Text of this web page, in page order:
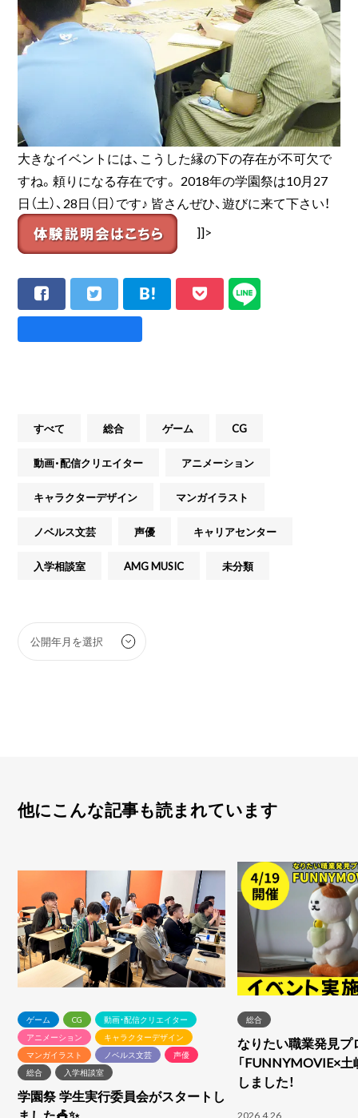
大きなイベントには、こうした縁の下の存在が不可欠で
すね。頼りになる存在です。 2018年の学園祭は10月27
日（土）、28日（日）です♪ 皆さんぜひ、遊びに来て下さい！
]]>
すべて 総合 ゲーム CG
動画・配信クリエイター アニメーション
キャラクターデザイン マンガイラスト
ノベルス文芸 声優 キャリアセンター
入学相談室 AMG MUSIC 未分類
他にこんな記事も読まれています
ゲーム CG
動画・配信クリエイター
アニメーション
キャラクターデザイン
マンガイラスト
ノベルス文芸
声優
総合
入学相談室
学園祭 学生実行委員会がスタートし
総合
なりたい職業発見プ
「FUNNYMOVIE×土
しました！